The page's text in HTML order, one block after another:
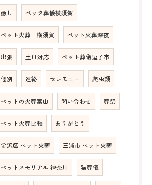
癒し ペッタ葬儀横須賀
ペット火葬 横須賀 ペット火葬深夜
出張 土日対応 ペット葬儀逗子市
個別 連絡 セレモニー 爬虫類
ペットの火葬葉山 問い合わせ 葬祭
ペット火葬比較 ありがとう
金沢区 ペット火葬 三浦市 ペット火葬
ペットメモリアル 神奈川 猫葬儀